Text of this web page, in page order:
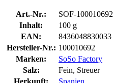
Art.-Nr.:
SOF-100010692
Inhalt:
100 g
EAN:
8436048830033
Hersteller-Nr.: 100010692
Marken:
SoSo Factory
Salz:
Fein, Streuer
Herkunft:
Spanien